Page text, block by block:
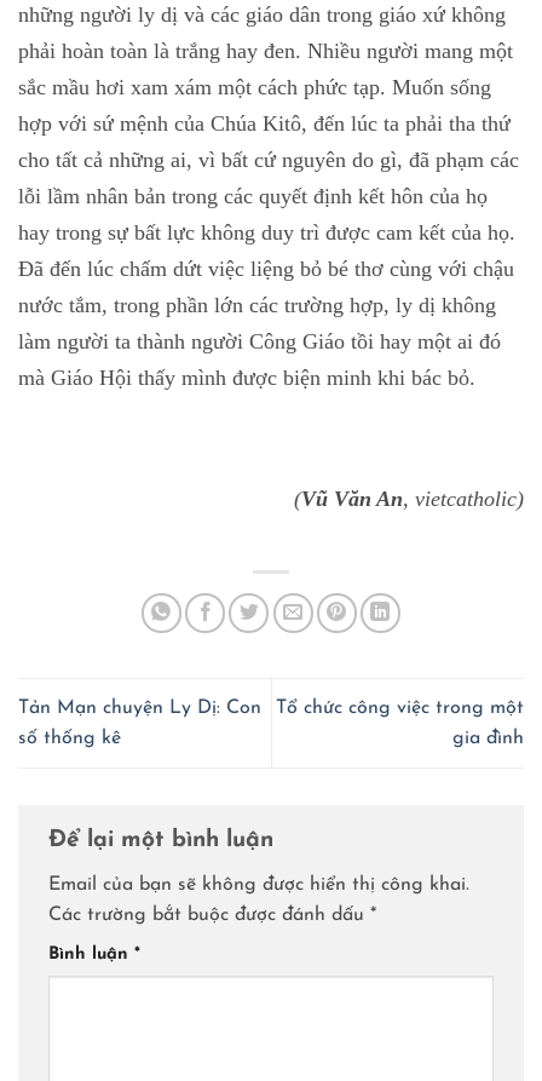
những người ly dị và các giáo dân trong giáo xứ không
phải hoàn toàn là trắng hay đen. Nhiều người mang một
sắc mầu hơi xam xám một cách phức tạp. Muốn sống
hợp với sứ mệnh của Chúa Kitô, đến lúc ta phải tha thứ
cho tất cả những ai, vì bất cứ nguyên do gì, đã phạm các
lỗi lầm nhân bản trong các quyết định kết hôn của họ
hay trong sự bất lực không duy trì được cam kết của họ.
Đã đến lúc chấm dứt việc liệng bỏ bé thơ cùng với chậu
nước tắm, trong phần lớn các trường hợp, ly dị không
làm người ta thành người Công Giáo tồi hay một ai đó
mà Giáo Hội thấy mình được biện minh khi bác bỏ.
(Vũ Văn An, vietcatholic)
Tản Mạn chuyện Ly Dị: Con
số thống kê
Tổ chức công việc trong một
gia đình
Để lại một bình luận
Email của bạn sẽ không được hiển thị công khai.
Các trường bắt buộc được đánh dấu *
Bình luận *